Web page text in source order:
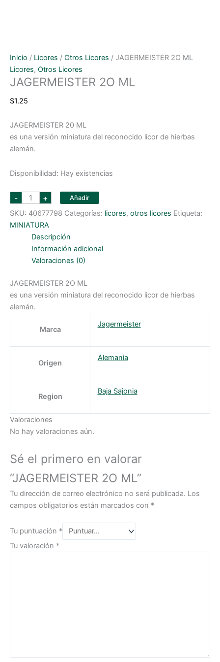
Inicio / Licores / Otros Licores / JAGERMEISTER 2O ML
Licores, Otros Licores
JAGERMEISTER 2O ML
$1.25
JAGERMEISTER 20 ML
es una versión miniatura del reconocido licor de hierbas
alemán.
Disponibilidad: Hay existencias
- JAGERMEISTER
2O
ML
cantidad
+ Añadir
SKU: 40677798 Categorías: licores, otros licores Etiqueta:
MINIATURA
Descripción
Información adicional
Valoraciones (0)
JAGERMEISTER 2O ML
es una versión miniatura del reconocido licor de hierbas
alemán.
Marca
Jagermeister
Origen
Alemania
Region
Baja Sajonia
Valoraciones
No hay valoraciones aún.
Sé el primero en valorar
“JAGERMEISTER 2O ML”
Tu dirección de correo electrónico no será publicada. Los
campos obligatorios están marcados con *
Tu puntuación *
Tu valoración *